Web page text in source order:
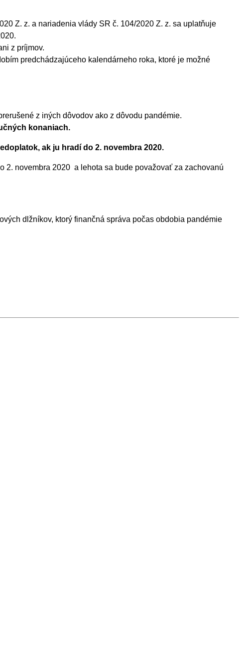
Z. z. a nariadenia vlády SR č. 104/2020 Z. z. sa uplatňuje
z príjmov.
predchádzajúceho kalendárneho roka, ktoré je možné
z iných dôvodov ako z dôvodu pandémie.
konaniach.
ak ju hradí do 2. novembra 2020.
2. novembra 2020 a lehota sa bude považovať za zachovanú
dlžníkov, ktorý finančná správa počas obdobia pandémie